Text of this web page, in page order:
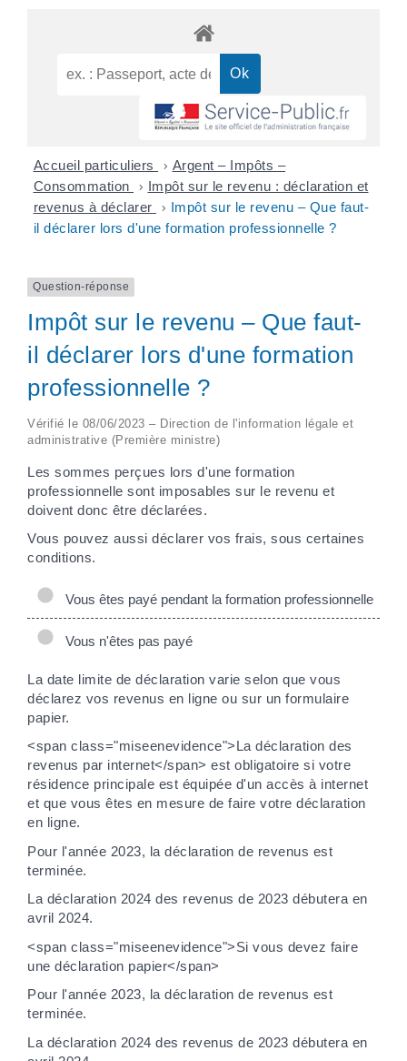
Accueil particuliers > Argent – Impôts –
Consommation
> Impôt sur le revenu : déclaration et
revenus à déclarer
> Impôt sur le revenu – Que faut-
il déclarer lors d'une formation professionnelle ?
Question-réponse
Impôt sur le revenu – Que faut-
il déclarer lors d'une formation
professionnelle ?
Vérifié le 08/06/2023 – Direction de l'information légale et
administrative (Première ministre)
Les sommes perçues lors d'une formation
professionnelle sont imposables sur le revenu et
doivent donc être déclarées.
Vous pouvez aussi déclarer vos frais, sous certaines
conditions.
Vous êtes payé pendant la formation professionnelle
Vous n'êtes pas payé
La date limite de déclaration varie selon que vous
déclarez vos revenus en ligne ou sur un formulaire
papier.
<span class="miseenevidence">La déclaration des
revenus par internet</span> est obligatoire si votre
résidence principale est équipée d'un accès à internet
et que vous êtes en mesure de faire votre déclaration
en ligne.
Pour l'année 2023, la déclaration de revenus est
terminée.
La déclaration 2024 des revenus de 2023 débutera en
avril 2024.
<span class="miseenevidence">Si vous devez faire
une déclaration papier</span>
Pour l'année 2023, la déclaration de revenus est
terminée.
La déclaration 2024 des revenus de 2023 débutera en